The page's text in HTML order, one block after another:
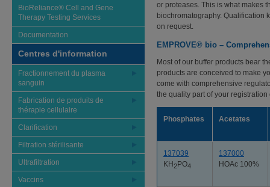
BioReliance® Cell and Gene
Therapy Testing Services
Documentation
Centres d'information
Fractionnement du plasma
sanguin
Fabrication de produits de
thérapie cellulaire
Clarification
Filtration stérilisante
Ultrafiltration
Vaccins
or proteases. This is what makes
biochromatography. Qualification
on request.
EMPROVE® bio –
Most of our buffer products bear
products are conceived to make
come with comprehensive
the quality part of your registration
Phosphates Acetates
137039
KH 2PO4
137000
HOAc 100%